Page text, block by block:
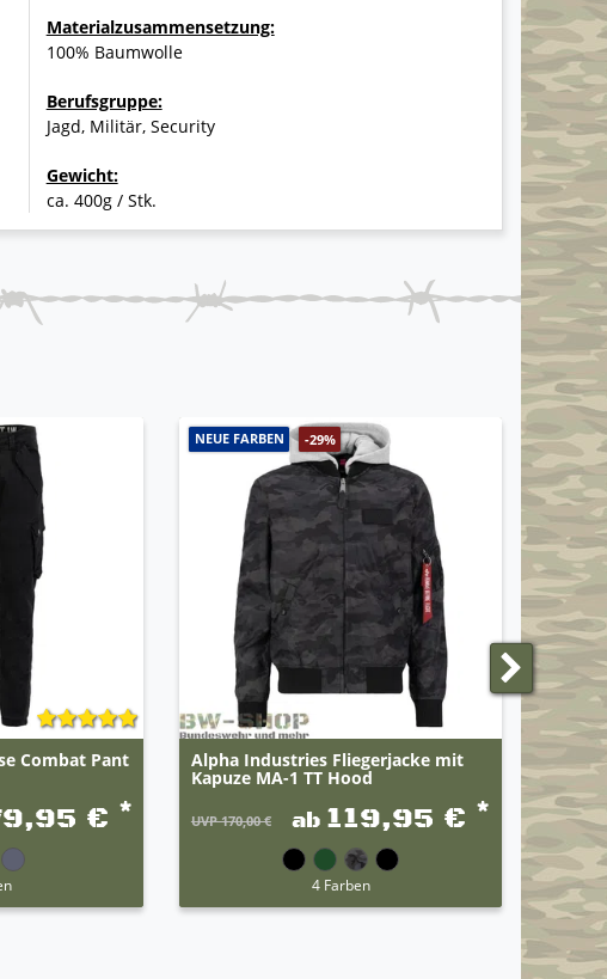
Materialzusammensetzung:
100% Baumwolle
Berufsgruppe:
Jagd, Militär, Security
Gewicht:
ca. 400g / Stk.
Combat Pant
€ *
NEUE FARBEN -29%
Alpha Industries Fliegerjacke mit
Kapuze MA-1 TT Hood
UVP 170,00 € ab 119,95 € *
4 Farben
-9%
TT
UVP